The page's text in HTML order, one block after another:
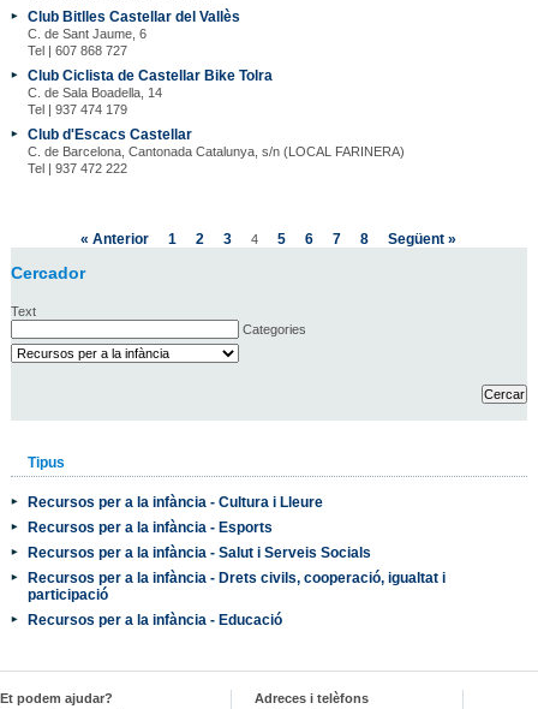
Club Bitlles Castellar del Vallès
C. de Sant Jaume, 6
Tel | 607 868 727
Club Ciclista de Castellar Bike Tolra
C. de Sala Boadella, 14
Tel | 937 474 179
Club d'Escacs Castellar
C. de Barcelona, Cantonada Catalunya, s/n (LOCAL FARINERA)
Tel | 937 472 222
« Anterior 1 2 3 4 5 6 7 8 Següent »
Cercador
Text
Categories
Tipus
Recursos per a la infància - Cultura i Lleure
Recursos per a la infància - Esports
Recursos per a la infància - Salut i Serveis Socials
Recursos per a la infància - Drets civils, cooperació, igualtat i
participació
Recursos per a la infància - Educació
Et podem ajudar?
Adreces i telèfons